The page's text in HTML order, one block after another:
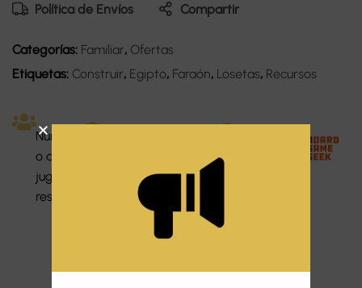
Política de Envíos Compartir
Categorías: Familiar, Ofertas
Etiquetas: Construir, Egipto, Faraón, Losetas, Recursos
Númer
o de
jugado
res: 2-4
minut
ltad: